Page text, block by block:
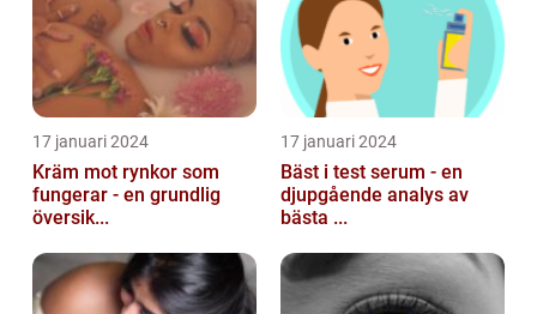
17 januari 2024
Kräm mot rynkor som
fungerar - en grundlig
översik...
17 januari 2024
Bäst i test serum - en
djupgående analys av
bästa ...